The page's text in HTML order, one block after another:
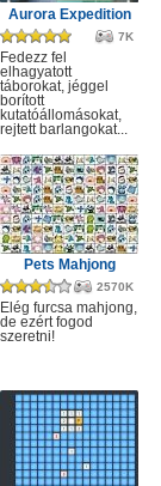
Aurora Expedition
7K
Fedezz fel
elhagyatott
táborokat, jéggel
borított
kutatóállomásokat,
rejtett barlangokat...
Pets Mahjong
2570K
Elég furcsa mahjong,
de ezért fogod
szeretni!